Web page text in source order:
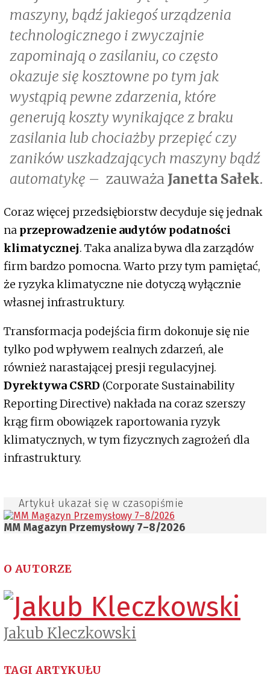
maszyny, bądź jakiegoś urządzenia
technologicznego i zwyczajnie
zapominają o zasilaniu, co często
okazuje się kosztowne po tym jak
wystąpią pewne zdarzenia, które
generują koszty wynikające z braku
zasilania lub chociażby przepięć czy
zaników uszkadzających maszyny bądź
automatykę – zauważa Janetta Sałek.
Coraz więcej przedsiębiorstw decyduje się jednak
na przeprowadzenie audytów podatności
klimatycznej. Taka analiza bywa dla zarządów
firm bardzo pomocna. Warto przy tym pamiętać,
że ryzyka klimatyczne nie dotyczą wyłącznie
własnej infrastruktury.
Transformacja podejścia firm dokonuje się nie
tylko pod wpływem realnych zdarzeń, ale
również narastającej presji regulacyjnej.
Dyrektywa CSRD (Corporate Sustainability
Reporting Directive) nakłada na coraz szerszy
krąg firm obowiązek raportowania ryzyk
klimatycznych, w tym fizycznych zagrożeń dla
infrastruktury.
Artykuł ukazał się w czasopiśmie
MM Magazyn Przemysłowy 7–8/2026
O AUTORZE
Jakub Kleczkowski
TAGI ARTYKUŁU